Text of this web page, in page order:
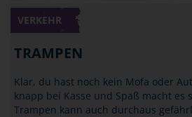
VERKEHR
TRAMPEN
Klar, du hast noch kein Mofa oder
knapp bei Kasse und Spaß macht es
Trampen kann auch durchaus